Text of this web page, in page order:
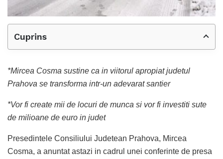
Cuprins
*Mircea Cosma sustine ca in viitorul apropiat judetul
Prahova se transforma intr-un adevarat santier
*Vor fi create mii de locuri de munca si vor fi investiti sute
de milioane de euro in judet
Presedintele Consiliului Judetean Prahova, Mircea
Cosma, a anuntat astazi in cadrul unei conferinte de presa